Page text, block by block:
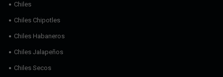
Chiles
Chiles Chipotles
Chiles Habaneros
Chiles Jalapeños
Chiles Secos